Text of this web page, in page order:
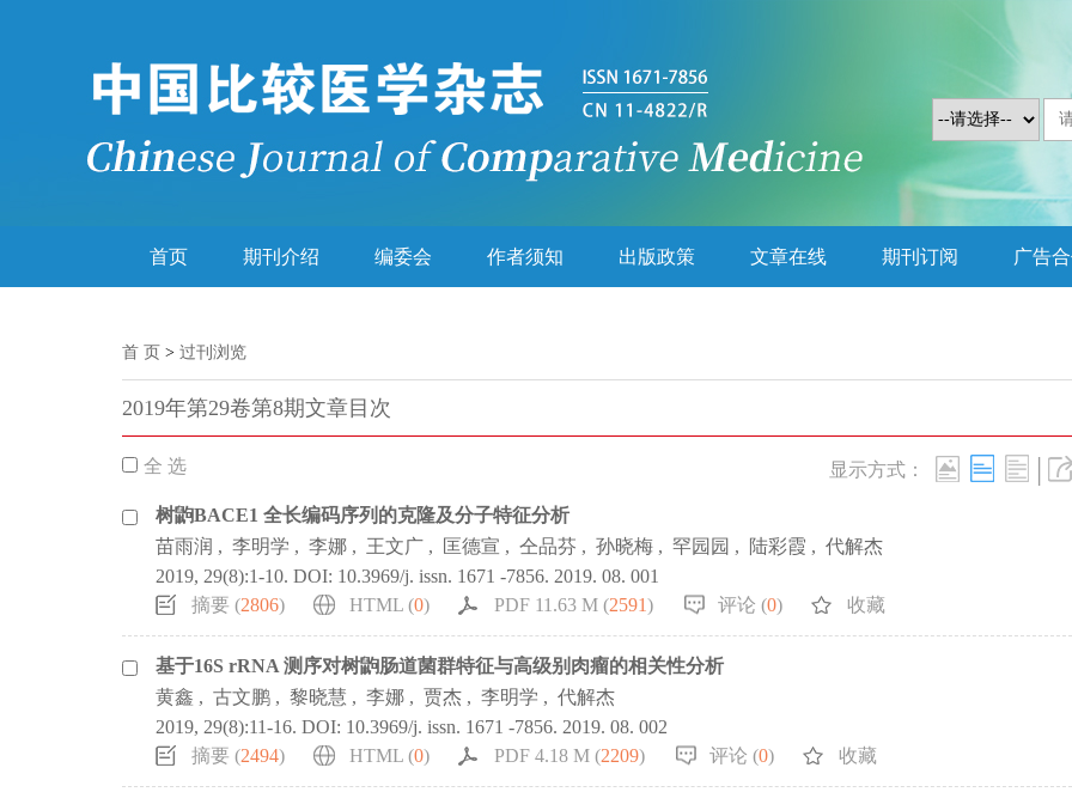
首页 期刊介绍 编委会 作者须知 出版政策 文章在线 期刊订阅 广告
首 页 > 过刊浏览
2019年第29卷第8期文章目次
全 选 显示方式： |
树鼩BACE1 全长编码序列的克隆及分子特征分析
苗雨润 , 李明学 , 李娜 , 王文广 , 匡德宣 , 仝品芬 , 孙晓梅 , 罕园园 , 陆彩霞 , 代解杰
2019, 29(8):1-10. DOI: 10.3969/j. issn. 1671 -7856. 2019. 08. 001
摘要 (2806) HTML (0) PDF 11.63 M (2591) 评论 (0) 收藏
基于16S rRNA 测序对树鼩肠道菌群特征与高级别肉瘤的相关性分析
黄鑫 , 古文鹏 , 黎晓慧 , 李娜 , 贾杰 , 李明学 , 代解杰
2019, 29(8):11-16. DOI: 10.3969/j. issn. 1671 -7856. 2019. 08. 002
摘要 (2494) HTML (0) PDF 4.18 M (2209) 评论 (0) 收藏